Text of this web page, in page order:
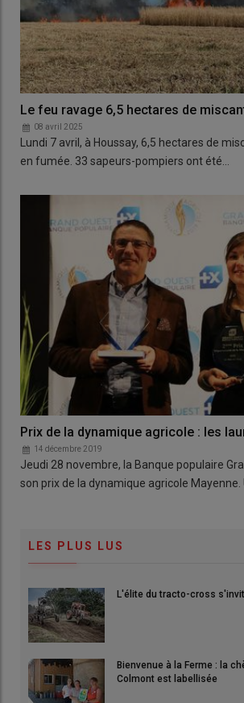
Le feu ravage 6,5 hectares de
08 avril 2025
Lundi 7 avril, à Houssay, 6,5 hectares de
en fumée. 33 sapeurs-pompiers ont été…
Prix de la dynamique agricole : les
14 décembre 2019
Jeudi 28 novembre, la Banque populaire
son prix de la dynamique agricole Mayenne.
LES PLUS LUS
L'élite du tracto-cross
Bienvenue à la Ferme : la
Colmont est labellisée